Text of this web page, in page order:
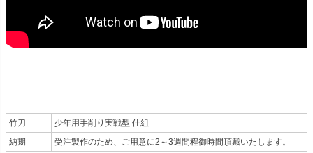
竹刀
少年用手削り実戦型 仕組
納期
受注製作のため、ご用意に2～3週間程御時間頂戴いたします。